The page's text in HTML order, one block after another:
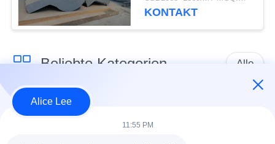
schweißten gut
KONTAKT
Beliebte Kategorien Alle
Stahlkonstruktionsbau
Alice Lee
11:55 PM